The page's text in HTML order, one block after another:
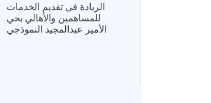
الريادة في تقديم الخدمات
للمساهمين والأهالي بحي
الأمير عبدالمجيد النموذجي